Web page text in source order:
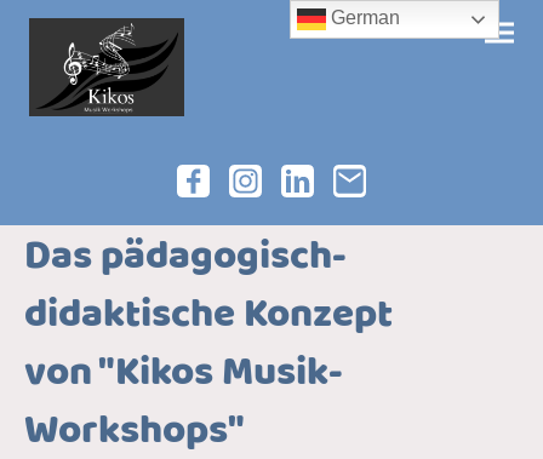
Das pädagogisch-
didaktische Konzept
von "Kikos Musik-
Workshops"
German